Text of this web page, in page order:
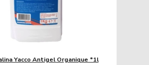
Yacco Antigel Organique *1l